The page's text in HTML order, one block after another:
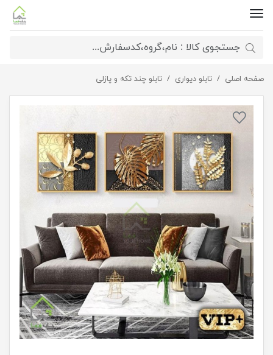
صفحه اصلی تابلو دیواری تابلو چند تکه و پازلیتابلو دیواری سه تکه مربع مدرن